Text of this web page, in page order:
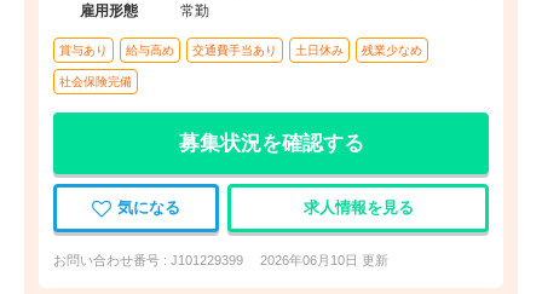
雇用形態
常勤
賞与あり 給与高め 交通費手当あり 土日休み 残業少なめ
社会保険完備
募集状況を確認する
気になる 求人情報を見る
お問い合わせ番号 : J101229399 2026年06月10日 更新